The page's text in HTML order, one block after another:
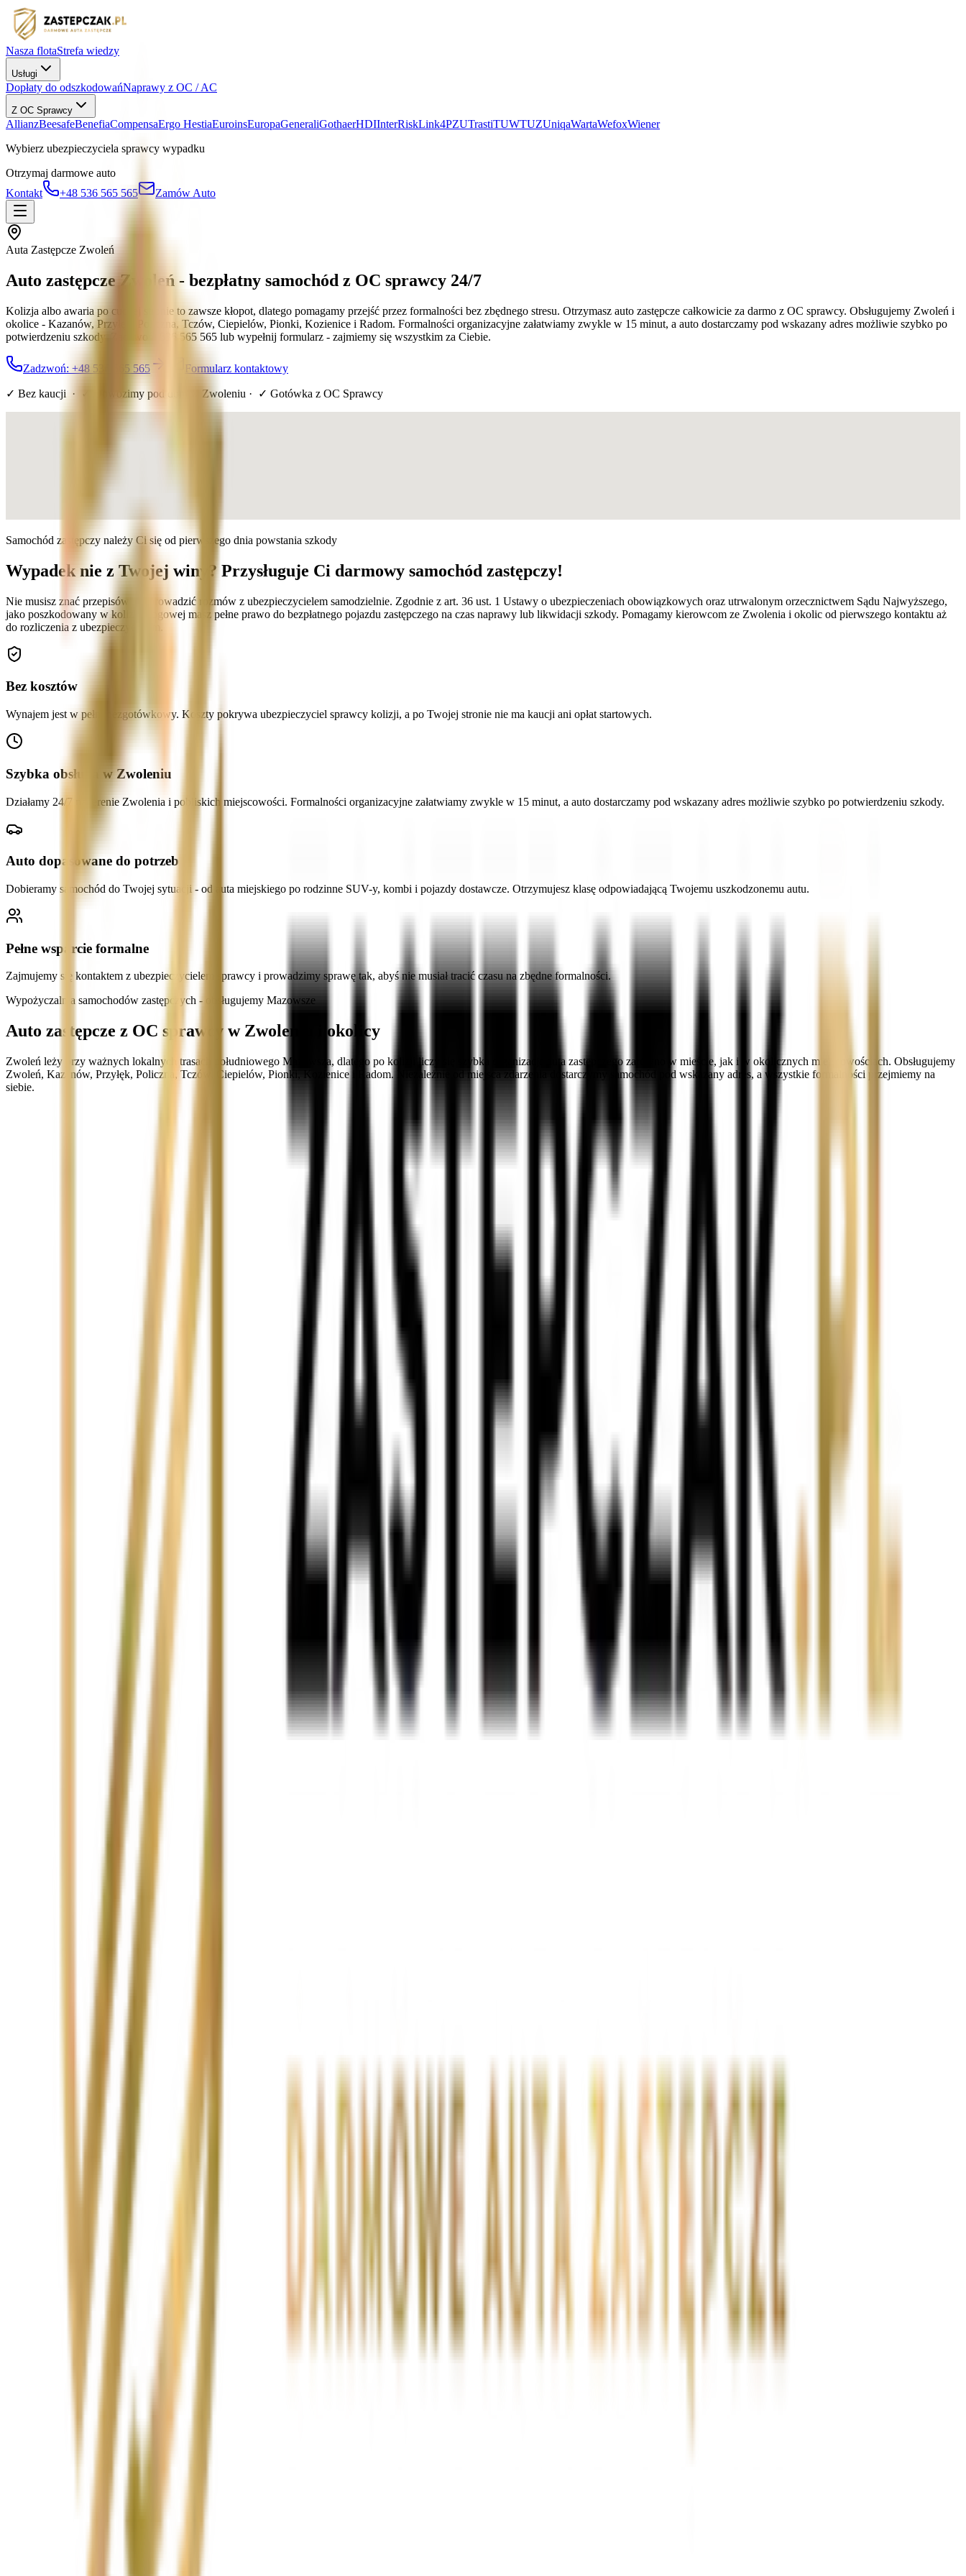
Nasza flotaStrefa wiedzy
Usługi
Dopłaty do odszkodowańNaprawy z OC / AC
Z OC Sprawcy
AllianzBeesafeBenefiaCompensaErgo HestiaEuroinsEuropaGeneraliGothaerHDIInterRiskLink4PZUTrastiTUWTUZUniqaWartaWefoxWiener
Wybierz ubezpieczyciela sprawcy wypadku
Otrzymaj darmowe auto
Kontakt
+48 536 565 565 Zamów Auto
Auta Zastępcze Zwoleń
Auto zastępcze Zwoleń - bezpłatny samochód z OC sprawcy 24/7
Kolizja albo awaria po cudzej stronie to zawsze kłopot, dlatego pomagamy przejść przez formalności bez zbędnego stresu. Otrzymasz auto zastępcze całkowicie za darmo z OC sprawcy. Obsługujemy Zwoleń i
okolice - Kazanów, Przyłęk, Policzna, Tczów, Ciepielów, Pionki, Kozienice i Radom. Formalności organizacyjne załatwiamy zwykle w 15 minut, a auto dostarczamy pod wskazany adres możliwie szybko po
potwierdzeniu szkody. Zadzwoń: 536 565 565 lub wypełnij formularz - zajmiemy się wszystkim za Ciebie.
Zadzwoń: +48 536 565 565 Formularz kontaktowy
✓ Bez kaucji · ✓ Dowozimy pod dom w Zwoleniu · ✓ Gotówka z OC Sprawcy
Samochód zastępczy należy Ci się od pierwszego dnia powstania szkody
Wypadek nie z Twojej winy? Przysługuje Ci darmowy samochód zastępczy!
Nie musisz znać przepisów ani prowadzić rozmów z ubezpieczycielem samodzielnie. Zgodnie z art. 36 ust. 1 Ustawy o ubezpieczeniach obowiązkowych oraz utrwalonym orzecznictwem Sądu Najwyższego,
jako poszkodowany w kolizji drogowej masz pełne prawo do bezpłatnego pojazdu zastępczego na czas naprawy lub likwidacji szkody. Pomagamy kierowcom ze Zwolenia i okolic od pierwszego kontaktu aż
do rozliczenia z ubezpieczycielem.
Bez kosztów
Wynajem jest w pełni bezgotówkowy. Koszty pokrywa ubezpieczyciel sprawcy kolizji, a po Twojej stronie nie ma kaucji ani opłat startowych.
Szybka obsługa w Zwoleniu
Działamy 24/7 na terenie Zwolenia i pobliskich miejscowości. Formalności organizacyjne załatwiamy zwykle w 15 minut, a auto dostarczamy pod wskazany adres możliwie szybko po potwierdzeniu szkody.
Auto dopasowane do potrzeb
Dobieramy samochód do Twojej sytuacji - od auta miejskiego po rodzinne SUV-y, kombi i pojazdy dostawcze. Otrzymujesz klasę odpowiadającą Twojemu uszkodzonemu autu.
Pełne wsparcie formalne
Zajmujemy się kontaktem z ubezpieczycielem sprawcy i prowadzimy sprawę tak, abyś nie musiał tracić czasu na zbędne formalności.
Wypożyczalnia samochodów zastępczych - obsługujemy Mazowsze
Auto zastępcze z OC sprawcy w Zwoleniu i okolicy
Zwoleń leży przy ważnych lokalnych trasach południowego Mazowsza, dlatego po kolizji liczy się szybka organizacja auta zastępczego zarówno w mieście, jak i w okolicznych miejscowościach. Obsługujemy
Zwoleń, Kazanów, Przyłęk, Policzna, Tczów, Ciepielów, Pionki, Kozienice i Radom. Niezależnie od miejsca zdarzenia dostarczymy samochód pod wskazany adres, a wszystkie formalności przejmiemy na
siebie.